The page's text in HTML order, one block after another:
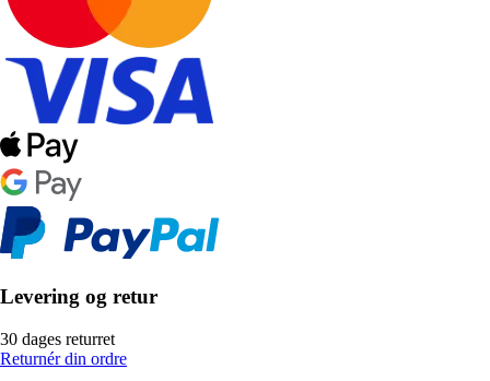
Levering og retur
30 dages returret
Returnér din ordre